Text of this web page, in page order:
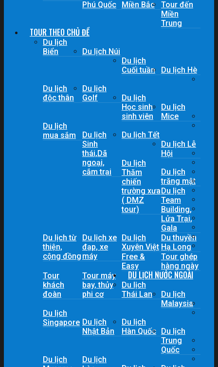
Phú Quốc
Miền Bắc
Tour đến
Miền
Trung
TOUR THEO CHỦ ĐỀ
Du lịch
Biển
Du lịch Núi
Du lịch
Cuối tuần
Du lịch Hè
Du lịch
độc thân
Du lịch
Golf
Du lịch
Học sinh
sinh viên
Du lịch
Mice
Du lịch
mua sắm
Du lịch
Sinh
thái,Dã
ngoại,
cắm trại
Du lịch Tết
Du lịch Lễ
Hội
Du lịch
Thăm
chiến
trường xưa
( DMZ
tour)
Du lịch
trăng mật
Du lịch
Team
Building,
Lửa Trại,
Gala
Du lịch từ
thiện,
cộng đồng
Du lịch xe
đạp, xe
máy
Du lịch
Xuyên Việt
Du thuyền
Hạ Long
Free &
Easy
Tour ghép
hàng ngày
Tour
khách
đoàn
Tour máy
bay, thủy
phi cơ
DU LỊCH NƯỚC NGOÀI
Du lịch
Thái Lan
Du lịch
Malaysia
Du lịch
Singapore Du lịch
Nhật Bản
Du lịch
Hàn Quốc Du lịch
Trung
Quốc
Du lịch
Du lịch